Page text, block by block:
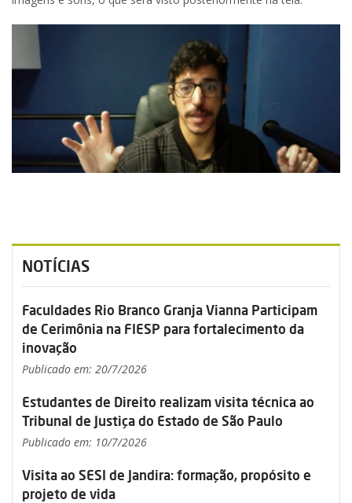
NOTÍCIAS
Faculdades Rio Branco Granja Vianna Participam
de Cerimônia na FIESP para fortalecimento da
inovação
Publicado em: 20/7/2026
Estudantes de Direito realizam visita técnica ao
Tribunal de Justiça do Estado de São Paulo
Publicado em: 10/7/2026
Visita ao SESI de Jandira: formação, propósito e
projeto de vida